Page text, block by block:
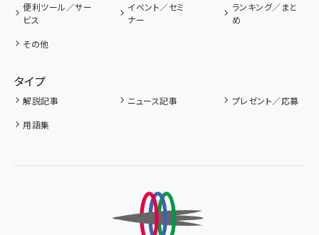
便利ツール／サー
ビス
イベント／セミ
ナー
ランキング／まと
め
その他
タイプ
解説記事 ニュース記事
プレゼント／応募
用語集